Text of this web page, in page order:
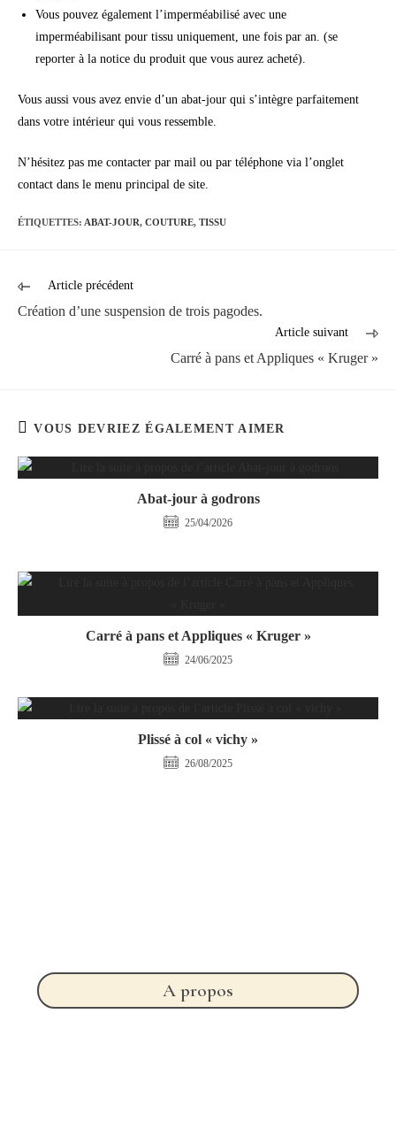
Vous pouvez également l’imperméabilisé avec une
imperméabilisant pour tissu uniquement, une fois par an. (se
reporter à la notice du produit que vous aurez acheté).
Vous aussi vous avez envie d’un abat-jour qui s’intègre parfaitement
dans votre intérieur qui vous ressemble.
N’hésitez pas me contacter par mail ou par téléphone via l’onglet
contact dans le menu principal de site.
ÉTIQUETTES: ABAT-JOUR, COUTURE, TISSU
Article précédent
Création d’une suspension de trois pagodes.
Article suivant
Carré à pans et Appliques « Kruger »
VOUS DEVRIEZ ÉGALEMENT AIMER
Abat-jour à godrons
25/04/2026
Carré à pans et Appliques « Kruger »
24/06/2025
Plissé à col « vichy »
26/08/2025
A propos